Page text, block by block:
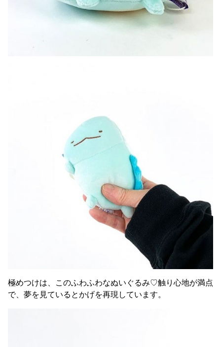
極めつけは、このふわふわなぬいぐるみ♡触り心地が満点
で、夢を見ているとかげを再現しています。